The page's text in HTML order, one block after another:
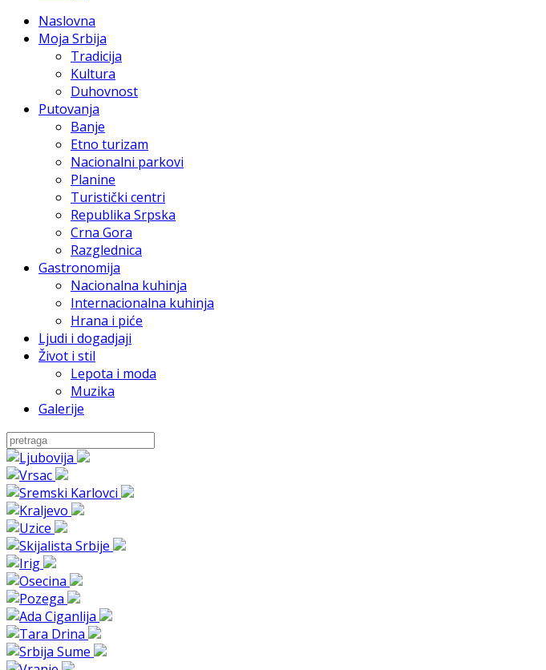
Naslovna
Moja Srbija
Tradicija
Kultura
Duhovnost
Putovanja
Banje
Etno turizam
Nacionalni parkovi
Planine
Turistički centri
Republika Srpska
Crna Gora
Razglednica
Gastronomija
Nacionalna kuhinja
Internacionalna kuhinja
Hrana i piće
Ljudi i dogadjaji
Život i stil
Lepota i moda
Muzika
Galerije